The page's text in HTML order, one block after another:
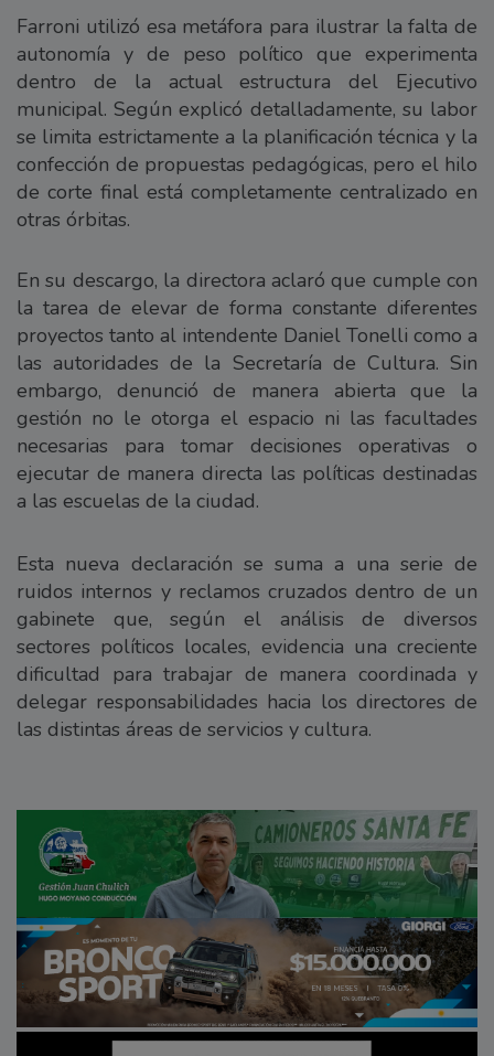
Farroni utilizó esa metáfora para ilustrar la falta de
autonomía y de peso político que experimenta
dentro de la actual estructura del Ejecutivo
municipal. Según explicó detalladamente, su labor
se limita estrictamente a la planificación técnica y la
confección de propuestas pedagógicas, pero el hilo
de corte final está completamente centralizado en
otras órbitas.
En su descargo, la directora aclaró que cumple con
la tarea de elevar de forma constante diferentes
proyectos tanto al intendente Daniel Tonelli como a
las autoridades de la Secretaría de Cultura. Sin
embargo, denunció de manera abierta que la
gestión no le otorga el espacio ni las facultades
necesarias para tomar decisiones operativas o
ejecutar de manera directa las políticas destinadas
a las escuelas de la ciudad.
Esta nueva declaración se suma a una serie de
ruidos internos y reclamos cruzados dentro de un
gabinete que, según el análisis de diversos
sectores políticos locales, evidencia una creciente
dificultad para trabajar de manera coordinada y
delegar responsabilidades hacia los directores de
las distintas áreas de servicios y cultura.